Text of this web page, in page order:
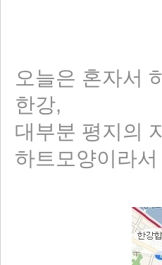
오늘은 혼자서
한강,
대부분 평지의
하트모양이라